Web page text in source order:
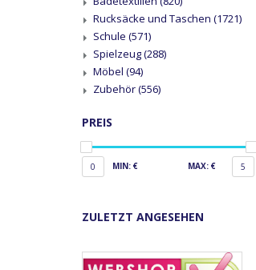
Rucksäcke und Taschen (1721)
Schule (571)
Spielzeug(288)
Möbel (94)
Zubehör(556)
PREIS
0 MIN: € MAX: € 5
ZULETZT ANGESEHEN